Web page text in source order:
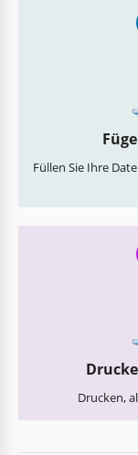
Füllen Sie Ihre
Drucken,